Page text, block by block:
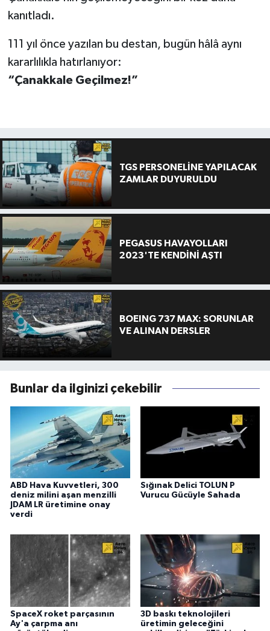
kanıtladı.
111 yıl önce yazılan bu destan, bugün hâlâ aynı
kararlılıkla hatırlanıyor:
“Çanakkale Geçilmez!”
TGS PERSONELİNE YAPILACAK
ZAMLAR DUYURULDU
PEGASUS HAVAYOLLARI
2023'TE KENDİNİ AŞTI
BOEING 737 MAX: SORUNLAR
VE ALINAN DERSLER
Bunlar da ilginizi çekebilir
ABD Hava Kuvvetleri, 300
deniz milini aşan menzilli
JDAM LR üretimine onay
verdi
Sığınak Delici TOLUN P
Vurucu Gücüyle Sahada
SpaceX roket parçasının
Ay'a çarpma anı
3D baskı teknolojileri
üretimin geleceğini